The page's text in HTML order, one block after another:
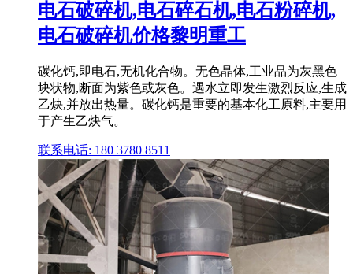
电石破碎机,电石碎石机,电石粉碎机,
电石破碎机价格黎明重工
碳化钙,即电石,无机化合物。无色晶体,工业品为灰黑色
块状物,断面为紫色或灰色。遇水立即发生激烈反应,生成
乙炔,并放出热量。碳化钙是重要的基本化工原料,主要用
于产生乙炔气。
联系电话: 180 3780 8511